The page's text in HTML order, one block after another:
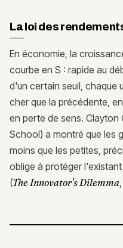
La loi des
En économie, la
courbe en S : rapide au
d'un certain seuil, chaque
cher que la précédente,
en perte de sens. Clayton
School) a montré que les
moins que les petites,
oblige à protéger
(The Innovator's Dilemma